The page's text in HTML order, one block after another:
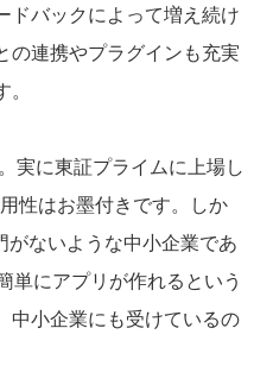
ドバックによって増え続け
の連携やプラグインも充実
実に東証プライムに上場し
性はお墨付きです。しか
がないような中小企業であ
単にアプリが作れるという
中小企業にも受けているの